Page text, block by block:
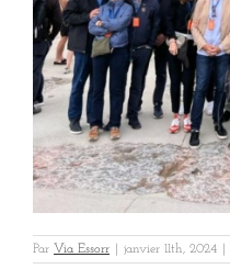
Par Via Essorr janvier 11th, 2024